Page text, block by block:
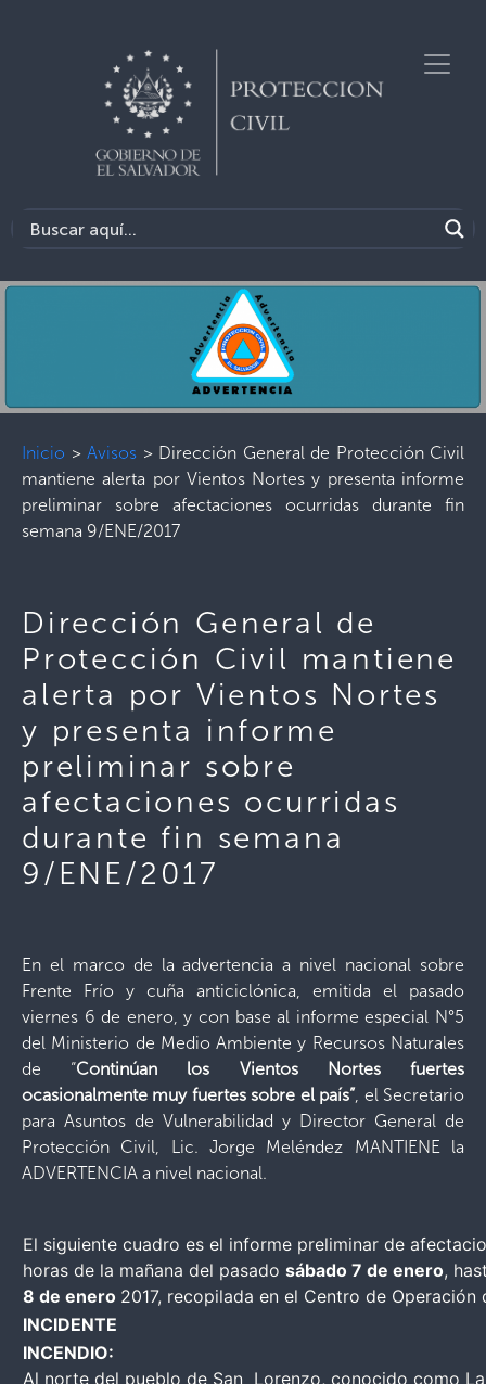
Inicio > Avisos > Dirección General de Protección Civil
mantiene alerta por Vientos Nortes y presenta informe
preliminar sobre afectaciones ocurridas durante fin
semana 9/ENE/2017
Dirección General de
Protección Civil mantiene
alerta por Vientos Nortes
y presenta informe
preliminar sobre
afectaciones ocurridas
durante fin semana
9/ENE/2017
En el marco de la advertencia a nivel nacional sobre
Frente Frío y cuña anticiclónica, emitida el pasado
viernes 6 de enero, y con base al informe especial N°5
del Ministerio de Medio Ambiente y Recursos Naturales
de “Continúan los Vientos Nortes fuertes
ocasionalmente muy fuertes sobre el país”, el Secretario
para Asuntos de Vulnerabilidad y Director General de
Protección Civil, Lic. Jorge Meléndez MANTIENE la
ADVERTENCIA a nivel nacional.
El siguiente cuadro es el informe preliminar de
horas de la mañana del pasado sábado 7 de enero,
8 de enero 2017, recopilada en el Centro de Operación
INCIDENTE
INCENDIO:
Al norte del pueblo de San Lorenzo, conocido como